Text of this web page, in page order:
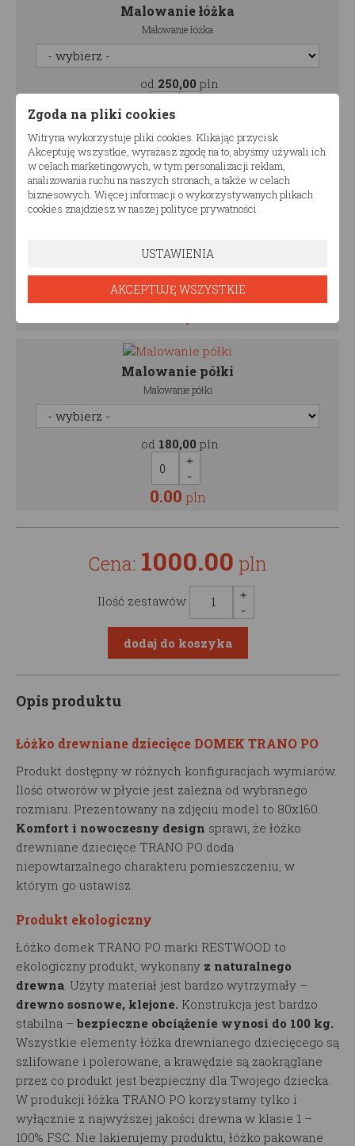
Malowanie łóżka
Malowanie łóżka
od 250,00 pln
0.00pln
Malowanie szuflady
Malowanie szuflady
Malowanie półki
Malowanie półki
od 180,00 pln
0.00 pln
Cena: 1000.00 pln
Ilość zestawów
Opis produktu
Łóżko drewniane dziecięce DOMEK TRANO PO
Produkt dostępny w różnych konfiguracjach wymiarów.
Ilość otworów w płycie jest zależna od wybranego
rozmiaru. Prezentowany na zdjęciu model to 80x160.
Komfort i nowoczesny design sprawi, że łóżko
drewniane dziecięce TRANO PO doda
niepowtarzalnego charakteru pomieszczeniu, w
którym go ustawisz.
Produkt ekologiczny
Łóżko domek TRANO PO marki RESTWOOD to
ekologiczny produkt, wykonany z naturalnego
drewna. Użyty materiał jest bardzo wytrzymały –
drewno sosnowe, klejone. Konstrukcja jest bardzo
stabilna – bezpieczne obciążenie wynosi do 100 kg.
Wszystkie elementy łóżka drewnianego dziecięcego są
szlifowane i polerowane, a krawędzie są zaokrąglane
przez co produkt jest bezpieczny dla Twojego dziecka.
W produkcji łóżka TRANO PO korzystamy tylko i
wyłącznie z najwyższej jakości drewna w klasie 1 –
100% FSC. Nie lakierujemy produktu, łóżko pakowane
Zgoda na pliki cookies
Witryna wykorzystuje pliki cookies. Klikając przycisk
Akceptuję wszystkie, wyrażasz zgodę na to, abyśmy używali ich
w celach marketingowych, w tym personalizacji reklam,
analizowania ruchu na naszych stronach, a także w celach
biznesowych. Więcej informacji o wykorzystywanych plikach
cookies znajdziesz w naszej polityce prywatności.
USTAWIENIA
AKCEPTUJĘ WSZYSTKIE